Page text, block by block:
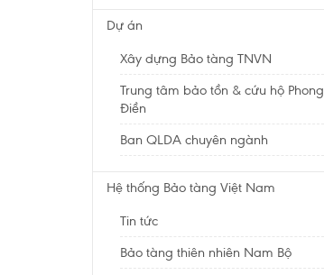
Dự án
Xây dựng Bảo tàng TNVN
Trung tâm bảo tồn & cứu hộ Phong
Điền
Ban QLDA chuyên ngành
Hệ thống Bảo tàng Việt Nam
Tin tức
Bảo tàng thiên nhiên Nam Bộ